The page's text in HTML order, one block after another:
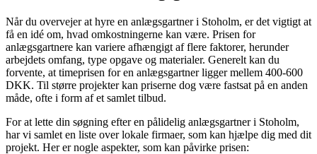
Når du overvejer at hyre en anlægsgartner i Stoholm, er det vigtigt at
få en idé om, hvad omkostningerne kan være. Prisen for
anlægsgartnere kan variere afhængigt af flere faktorer, herunder
arbejdets omfang, type opgave og materialer. Generelt kan du
forvente, at timeprisen for en anlægsgartner ligger mellem 400-600
DKK. Til større projekter kan priserne dog være fastsat på en anden
måde, ofte i form af et samlet tilbud.
For at lette din søgning efter en pålidelig anlægsgartner i Stoholm,
har vi samlet en liste over lokale firmaer, som kan hjælpe dig med dit
projekt. Her er nogle aspekter, som kan påvirke prisen: